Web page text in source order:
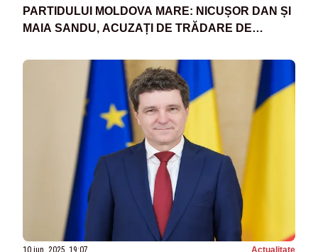
PARTIDULUI MOLDOVA MARE: NICUȘOR DAN ȘI
MAIA SANDU, ACUZAȚI DE TRĂDARE DE